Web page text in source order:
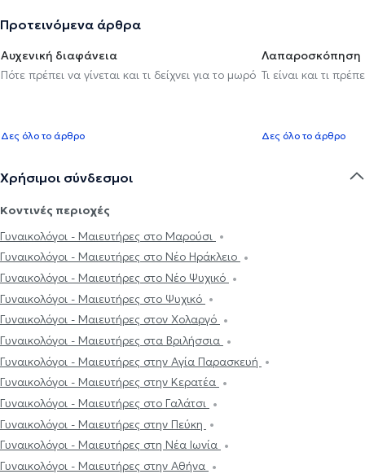
Προτεινόμενα άρθρα
Αυχενική διαφάνεια
Πότε πρέπει να γίνεται και τι δείχνει για το μωρό
Δες όλο το άρθρο
Λαπαροσκόπηση
Τι είναι και τι
Δες όλο το άρθρο
Χρήσιμοι σύνδεσμοι
Κοντινές περιοχές
Γυναικολόγοι - Μαιευτήρες στο Μαρούσι
Γυναικολόγοι - Μαιευτήρες στο Νέο Ηράκλειο
Γυναικολόγοι - Μαιευτήρες στο Νέο Ψυχικό
Γυναικολόγοι - Μαιευτήρες στο Ψυχικό
Γυναικολόγοι - Μαιευτήρες στον Χολαργό
Γυναικολόγοι - Μαιευτήρες στα Βριλήσσια
Γυναικολόγοι - Μαιευτήρες στην Αγία Παρασκευή
Γυναικολόγοι - Μαιευτήρες στην Κερατέα
Γυναικολόγοι - Μαιευτήρες στο Γαλάτσι
Γυναικολόγοι - Μαιευτήρες στην Πεύκη
Γυναικολόγοι - Μαιευτήρες στη Νέα Ιωνία
Γυναικολόγοι - Μαιευτήρες στην Αθήνα